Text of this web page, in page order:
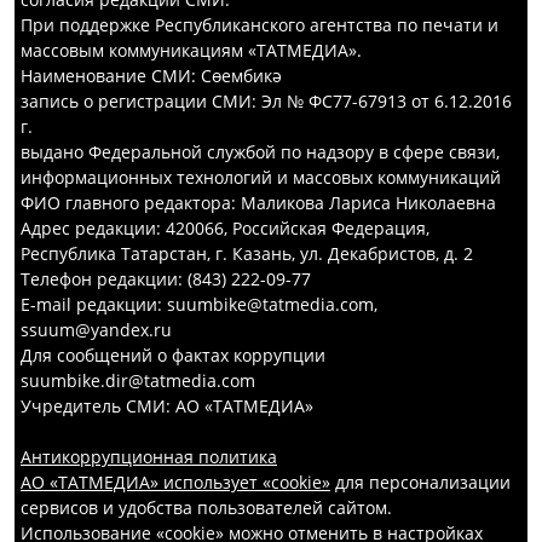
При поддержке Республиканского агентства по печати и
массовым коммуникациям «ТАТМЕДИА».
Наименование СМИ: Сөембикә
запись о регистрации СМИ: Эл № ФС77-67913 от 6.12.2016
г.
выдано Федеральной службой по надзору в сфере связи,
информационных технологий и массовых коммуникаций
ФИО главного редактора: Маликова Лариса Николаевна
Адрес редакции: 420066, Российская Федерация,
Республика Татарстан, г. Казань, ул. Декабристов, д. 2
Телефон редакции: (843) 222-09-77
E-mail редакции: suumbike@tatmedia.com,
ssuum@yandex.ru
Для сообщений о фактах коррупции
suumbike.dir@tatmedia.com
Учредитель СМИ: АО «ТАТМЕДИА»
Антикоррупционная политика
АО «ТАТМЕДИА» использует «cookie» для персонализации
сервисов и удобства пользователей сайтом.
Использование «cookie» можно отменить в настройках